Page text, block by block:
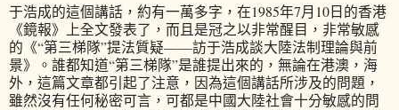
于浩成的這個講話，約有一萬多字，在1985年7月10日的香港
《鏡報》上全文發表了，而且是冠之以非常醒目，非常敏感
的《“第三梯隊”提法質疑——訪于浩成談大陸法制理論與前
景》。誰都知道“第三梯隊”是誰提出來的，無論在港澳，海
外，這篇文章都引起了注意，因為這個講話所涉及的問題，
雖然沒有任何秘密可言，可都是中國大陸社會十分敏感的問